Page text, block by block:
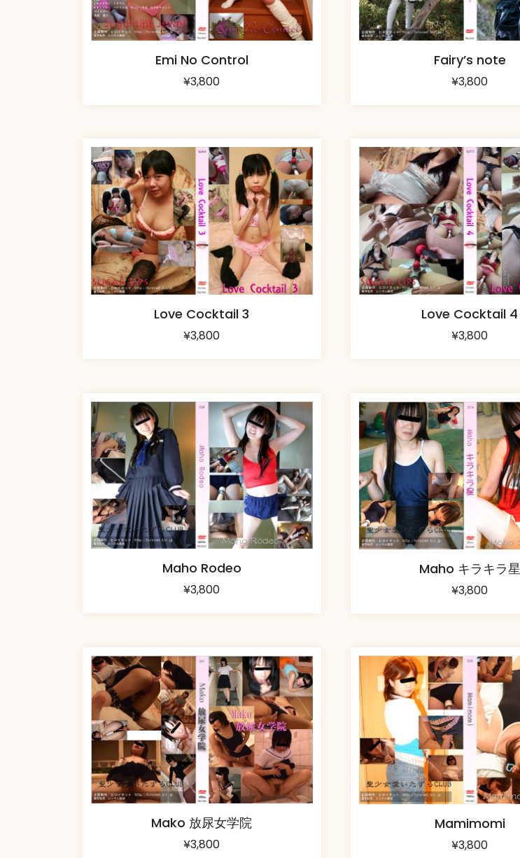
Emi No Control
¥3,800
Fairy’s note
¥3,800
Love Cocktail 3
¥3,800
Love Cocktail 4
¥3,800
Maho Rodeo
¥3,800
Maho キラキラ星
¥3,800
Mako 放尿女学院
¥3,800
Mamimomi
¥3,800